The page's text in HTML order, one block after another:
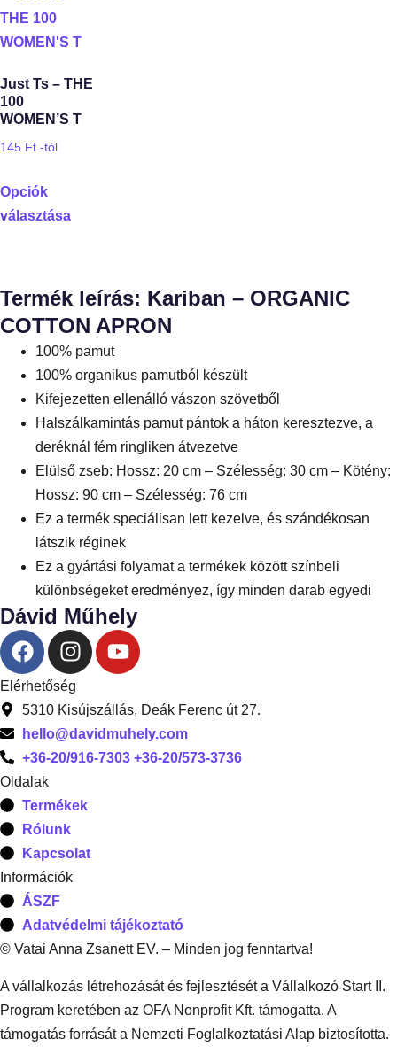
Just Ts – THE
100
WOMEN’S T
145 Ft -tól
Opciók
választása
Termék leírás: Kariban – ORGANIC
COTTON APRON
100% pamut
100% organikus pamutból készült
Kifejezetten ellenálló vászon szövetből
Halszálkamintás pamut pántok a háton keresztezve, a
deréknál fém ringliken átvezetve
Elülső zseb: Hossz: 20 cm – Szélesség: 30 cm – Kötény:
Hossz: 90 cm – Szélesség: 76 cm
Ez a termék speciálisan lett kezelve, és szándékosan
látszik réginek
Ez a gyártási folyamat a termékek között színbeli
különbségeket eredményez, így minden darab egyedi
Dávid Műhely
Elérhetőség
5310 Kisújszállás, Deák Ferenc út 27.
hello@davidmuhely.com
+36-20/916-7303 +36-20/573-3736
Oldalak
Termékek
Rólunk
Kapcsolat
Információk
ÁSZF
Adatvédelmi tájékoztató
© Vatai Anna Zsanett EV. – Minden jog fenntartva!
A vállalkozás létrehozását és fejlesztését a Vállalkozó Start II.
Program keretében az OFA Nonprofit Kft. támogatta. A
támogatás forrását a Nemzeti Foglalkoztatási Alap biztosította.